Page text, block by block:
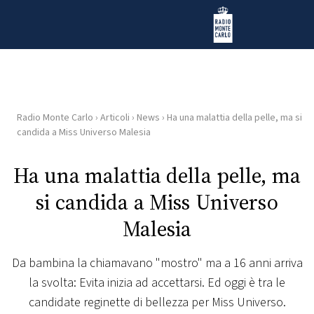
Radio Monte Carlo
HOME
RADIO
WEB
PLAYLIST
NEWS
Radio Monte Carlo › Articoli › News › Ha una malattia della pelle, ma si
candida a Miss Universo Malesia
Ha una malattia della pelle, ma
si candida a Miss Universo
Malesia
Da bambina la chiamavano "mostro" ma a 16 anni arriva
la svolta: Evita inizia ad accettarsi. Ed oggi è tra le
candidate reginette di bellezza per Miss Universo.